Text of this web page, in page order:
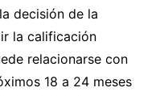
decisión de la
la calificación
relacionarse con
18 a 24 meses